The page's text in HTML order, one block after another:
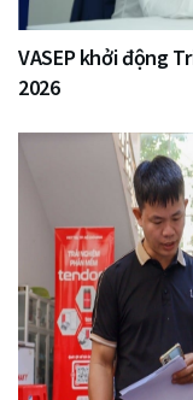
VASEP khởi động
2026